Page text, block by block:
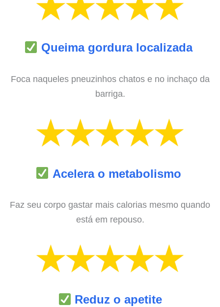
Queima gordura localizada
Foca naqueles pneuzinhos chatos e no inchaço da
barriga.
Acelera o metabolismo
Faz seu corpo gastar mais calorias mesmo quando
está em repouso.
Reduz o apetite